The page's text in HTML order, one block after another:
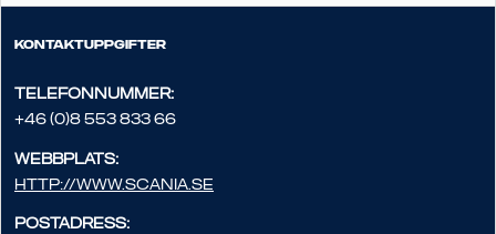
Kontaktuppgifter
Telefonnummer:
+46 (0)8 553 833 66
Webbplats:
http://www.scania.se
Postadress: